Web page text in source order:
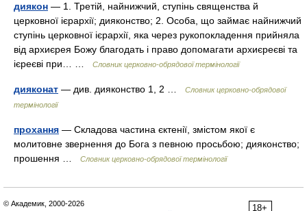
диякон — 1. Третій, найнижчий, ступінь священства й
церковної ієрархії; дияконство; 2. Особа, що займає найнижчий
ступінь церковної ієрархії, яка через рукопокладення прийняла
від архиєрея Божу благодать і право допомагати архиєреєві та
ієреєві при… …
Словник церковно-обрядової термінології
дияконат — див. дияконство 1, 2 …
Словник церковно-обрядової
термінології
прохання — Складова частина єктенії, змістом якої є
молитовне звернення до Бога з певною просьбою; дияконство;
прошення …
Словник церковно-обрядової термінології
18+
© Академик, 2000-2026